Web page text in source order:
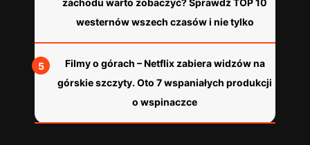
zachodu warto zobaczyć? Sprawdź TOP 10
westernów wszech czasów i nie tylko
Filmy o górach – Netflix zabiera widzów na
górskie szczyty. Oto 7 wspaniałych produkcji
o wspinaczce